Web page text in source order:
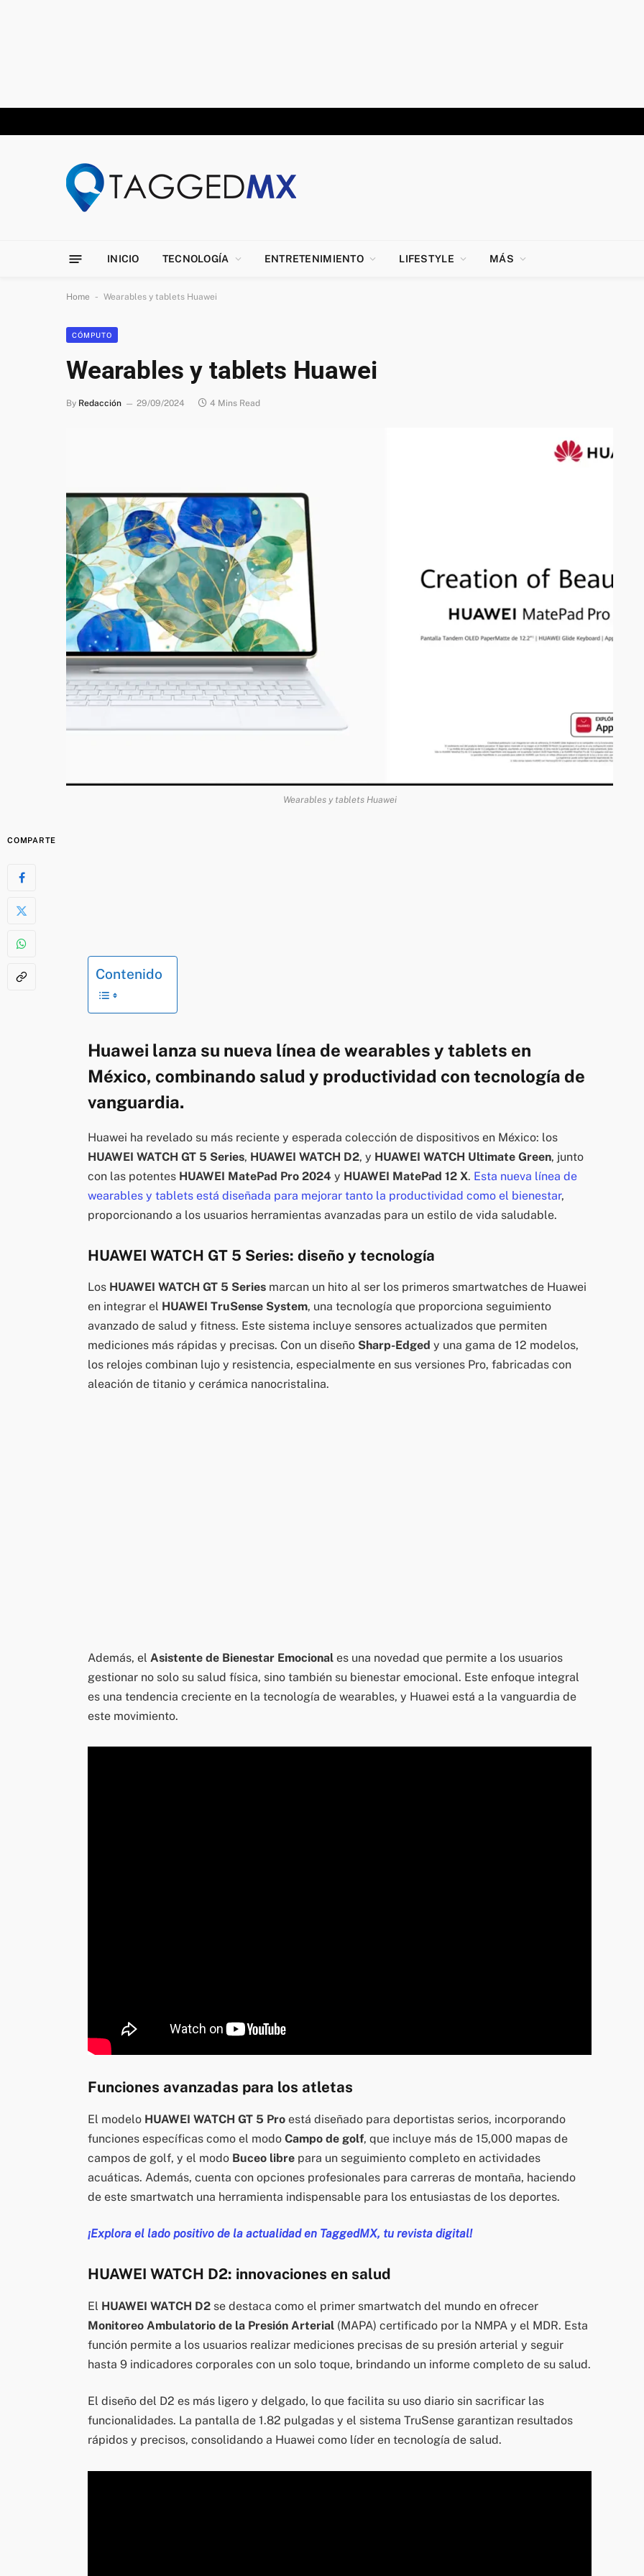
INICIO TECNOLOGÍA ENTRETENIMIENTO LIFESTYLE MÁS
Home - Wearables y tablets Huawei
CÓMPUTO
Wearables y tablets Huawei
By Redacción 29/09/2024 4 Mins Read
Wearables y tablets Huawei
COMPARTE
Contenido
Huawei lanza su nueva línea de wearables y tablets en
México, combinando salud y productividad con tecnología de
vanguardia.
Huawei ha revelado su más reciente y esperada colección de dispositivos en México: los
HUAWEI WATCH GT 5 Series, HUAWEI WATCH D2, y HUAWEI WATCH Ultimate Green, junto
con las potentes HUAWEI MatePad Pro 2024 y HUAWEI MatePad 12 X. Esta nueva línea de
wearables y tablets está diseñada para mejorar tanto la productividad como el bienestar,
proporcionando a los usuarios herramientas avanzadas para un estilo de vida saludable.
HUAWEI WATCH GT 5 Series: diseño y tecnología
Los HUAWEI WATCH GT 5 Seriesmarcan un hito al ser los primeros smartwatches de Huawei
en integrar el HUAWEI TruSense System, una tecnología que proporciona seguimiento
avanzado de salud y fitness. Este sistema incluye sensores actualizados que permiten
mediciones más rápidas y precisas. Con un diseño Sharp-Edged y una gama de 12 modelos,
los relojes combinan lujo y resistencia, especialmente en sus versiones Pro, fabricadas con
aleación de titanio y cerámica nanocristalina.
Además, el Asistente de Bienestar Emocionales una novedad que permite a los usuarios
gestionar no solo su salud física, sino también su bienestar emocional. Este enfoque integral
es una tendencia creciente en la tecnología de wearables, y Huawei está a la vanguardia de
este movimiento.
Funciones avanzadas para los atletas
El modelo HUAWEI WATCH GT 5 Proestá diseñado para deportistas serios, incorporando
funciones específicas como el modo Campo de golf, que incluye más de 15,000 mapas de
campos de golf, y el modo Buceo librepara un seguimiento completo en actividades
acuáticas. Además, cuenta con opciones profesionales para carreras de montaña, haciendo
de este smartwatch una herramienta indispensable para los entusiastas de los deportes.
¡Explora el lado positivo de la actualidad en TaggedMX, tu revista digital!
HUAWEI WATCH D2: innovaciones en salud
El HUAWEI WATCH D2se destaca como el primer smartwatch del mundo en ofrecer
Monitoreo Ambulatorio de la Presión Arterial(MAPA) certificado por la NMPA y el MDR. Esta
función permite a los usuarios realizar mediciones precisas de su presión arterial y seguir
hasta 9 indicadores corporales con un solo toque, brindando un informe completo de su salud.
El diseño del D2 es más ligero y delgado, lo que facilita su uso diario sin sacrificar las
funcionalidades. La pantalla de 1.82 pulgadas y el sistema TruSense garantizan resultados
rápidos y precisos, consolidando a Huawei como líder en tecnología de salud.